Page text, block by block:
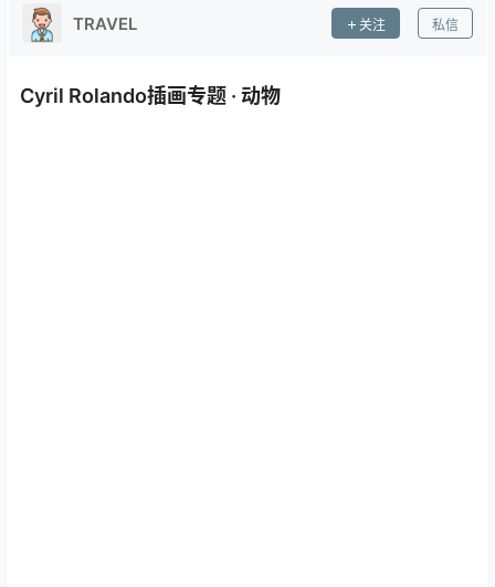
TRAVEL 关注 私信
Cyril Rolando插画专题 · 动物